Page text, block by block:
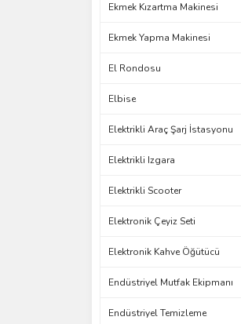
Ekmek Kızartma Makinesi
Ekmek Yapma Makinesi
El Rondosu
Elbise
Elektrikli Araç Şarj İstasyonu
Elektrikli Izgara
Elektrikli Scooter
Elektronik Çeyiz Seti
Elektronik Kahve Öğütücü
Endüstriyel Mutfak Ekipmanı
Endüstriyel Temizleme